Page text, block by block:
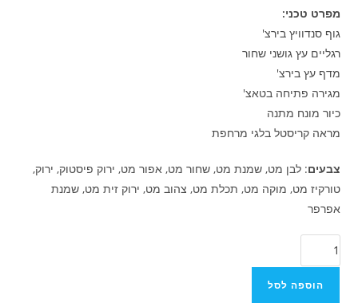
מפרט טכני:
גוף סנדוויץ בירצ'
רגליים עץ גושני שחור
מדף עץ בירצ'
מגירה פתיחה בטאצ'
כיור מונח מתנה
מראה קריסטל בלגי מרחפת
צבעים: לבן מט, שמנת מט, שחור מט, אפור מט, ירוק פיסטוק, ירוק,
טורקיז מט, מוקה מט, תכלת מט, צהוב מט, ירוק זית מט, שמנת
אפרפר
הוספה לסל